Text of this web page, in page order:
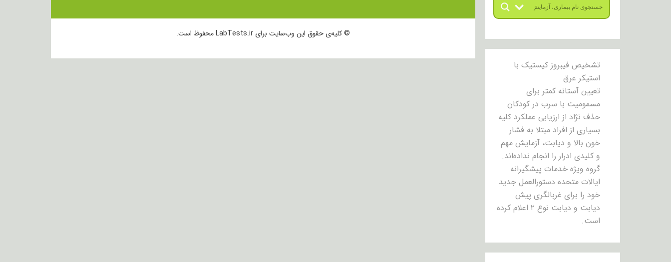
تشخیص فیبروز کیستیک با
استیکر عرق
تعیین آستانه کمتر برای
مسمومیت با سرب در کودکان
حذف نژاد از ارزیابی عملکرد کلیه
بسیاری از افراد مبتلا به فشار
خون بالا و دیابت، آزمایش مهم
و کلیدی ادرار را انجام نداده‌اند.
گروه ویژه خدمات پیشگیرانه
ایالات متحده دستورالعمل جدید
خود را برای غربالگری پیش
دیابت و دیابت نوع ۲ اعلام کرده
است.
© کلیه‌ی حقوق این وب‌سایت برای LabTests.ir محفوظ است.